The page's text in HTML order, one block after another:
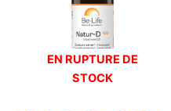
EN RUPTURE DE
STOCK